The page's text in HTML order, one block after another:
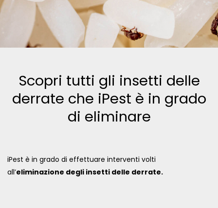
Scopri tutti gli insetti delle
derrate che iPest è in grado
di eliminare
iPest è in grado di effettuare interventi volti
all’eliminazione degli insetti delle derrate.